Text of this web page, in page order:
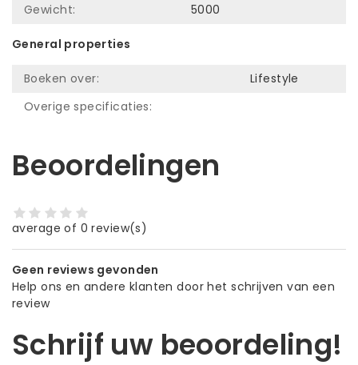
Gewicht:
5000
General properties
Boeken over:
Lifestyle
Overige specificaties:
Beoordelingen
average of 0 review(s)
Geen reviews gevonden
Help ons en andere klanten door het schrijven van een
review
Schrijf uw beoordeling!